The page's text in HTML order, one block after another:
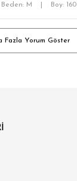
Beden: M Boy: 160
Fazla Yorum Göster